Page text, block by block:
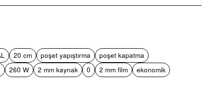
20 cm poşet yapıştırma
poşet kapatma
260 W 2 mm kaynak 0 2 mm film ekonomik